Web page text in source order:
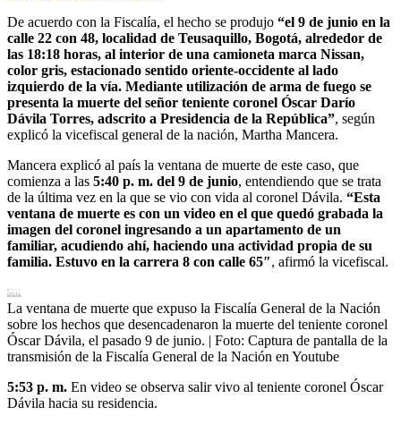
De acuerdo con la Fiscalía, el hecho se produjo “el 9 de junio en la
calle 22 con 48, localidad de Teusaquillo, Bogotá, alrededor de
las 18:18 horas, al interior de una camioneta marca Nissan,
color gris, estacionado sentido oriente-occidente al lado
izquierdo de la vía. Mediante utilización de arma de fuego se
presenta la muerte del señor teniente coronel Óscar Darío
Dávila Torres, adscrito a Presidencia de la República”, según
explicó la vicefiscal general de la nación, Martha Mancera.
Mancera explicó al país la ventana de muerte de este caso, que
comienza a las 5:40 p. m. del 9 de junio, entendiendo que se trata
de la última vez en la que se vio con vida al coronel Dávila. “Esta
ventana de muerte es con un video en el que quedó grabada la
imagen del coronel ingresando a un apartamento de un
familiar, acudiendo ahí, haciendo una actividad propia de su
familia. Estuvo en la carrera 8 con calle 65″, afirmó la vicefiscal.
La ventana de muerte que expuso la Fiscalía General de la Nación
sobre los hechos que desencadenaron la muerte del teniente coronel
Óscar Dávila, el pasado 9 de junio. | Foto: Captura de pantalla de la
transmisión de la Fiscalía General de la Nación en Youtube
5:53 p. m. En video se observa salir vivo al teniente coronel Óscar
Dávila hacia su residencia.